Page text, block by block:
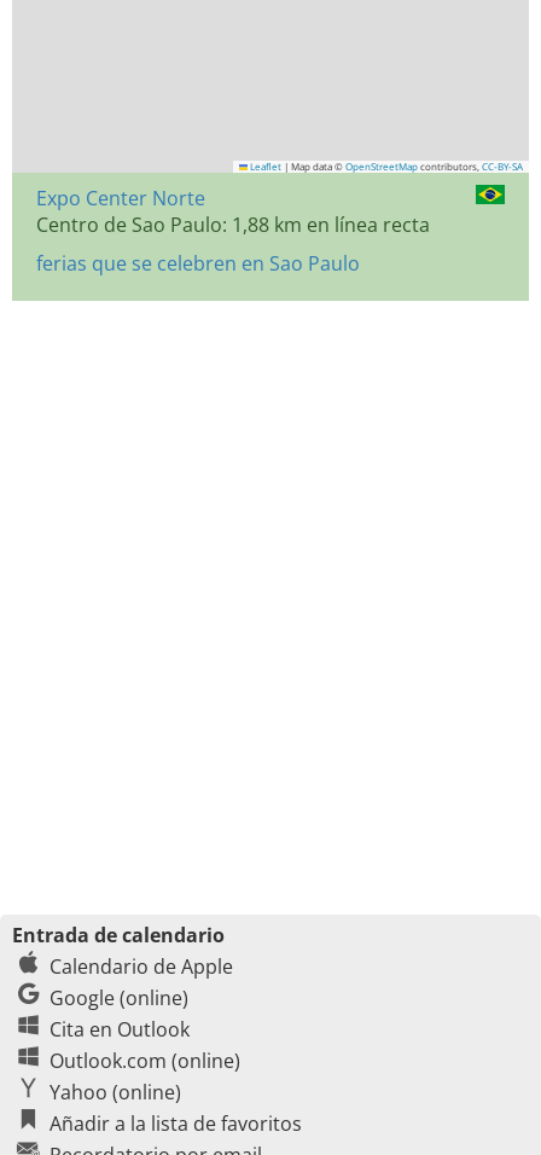
Leaflet | Map data © OpenStreetMap contributors, CC-BY-SA
Expo Center Norte
Centro de Sao Paulo: 1,88 km en línea recta
ferias que se celebren en Sao Paulo
Entrada de calendario
Calendario de Apple
Google (online)
Cita en Outlook
Outlook.com (online)
Yahoo (online)
Añadir a la lista de favoritos